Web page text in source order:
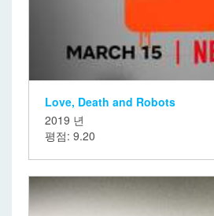
Love, Death and Robots
2019 년
평점: 9.20